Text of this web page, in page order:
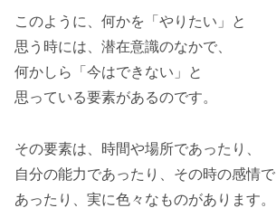
このように、何かを「やりたい」と
思う時には、潜在意識のなかで、
何かしら「今はできない」と
思っている要素があるのです。
その要素は、時間や場所であったり、
自分の能力であったり、その時の感情で
あったり、実に色々なものがあります。